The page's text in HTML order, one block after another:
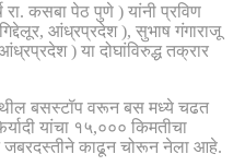
रा. कसबा पेठ पुणे ) यांनी प्रविण
आंध्रप्रदेश ), सुभाष गंगाराजू
) या दोघांविरुद्ध तक्रार
बसस्टॉप वरून बस मध्ये चढत
यांचा १५,००० किमतीचा
जबरदस्तीने काढून चोरून नेला आहे.